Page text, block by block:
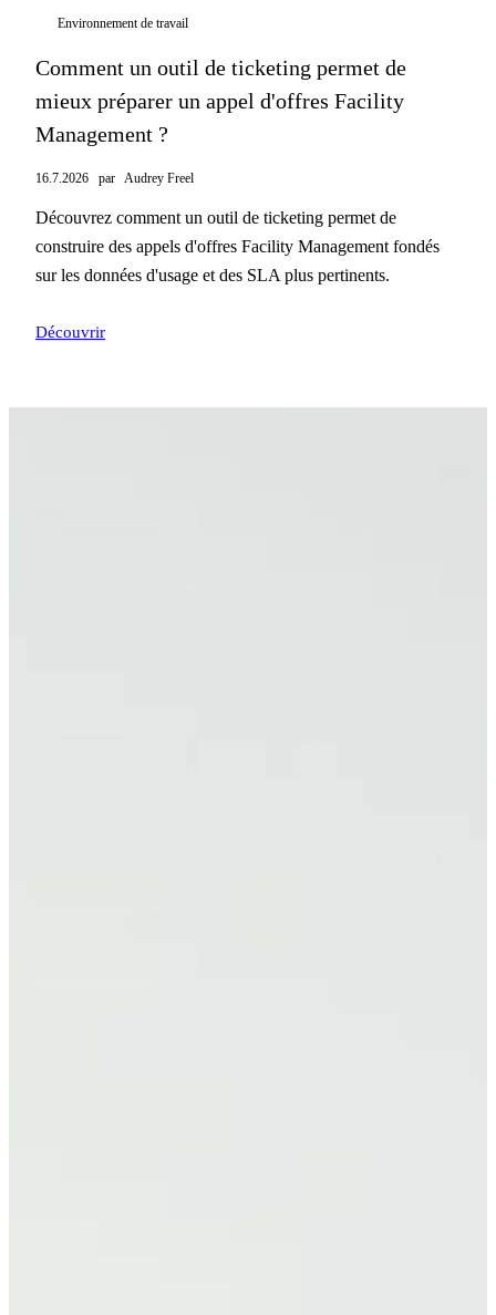
Environnement de travail
Comment un outil de ticketing permet de
mieux préparer un appel d'offres Facility
Management ?
16.7.2026 par Audrey Freel
Découvrez comment un outil de ticketing permet de
construire des appels d'offres Facility Management fondés
sur les données d'usage et des SLA plus pertinents.
Découvrir